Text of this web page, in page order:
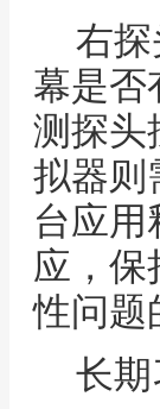
右
幕是否
测探头
拟器则
台应
应，保
性问题
长